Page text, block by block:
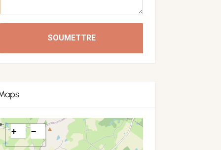
SOUMETTRE
+ −